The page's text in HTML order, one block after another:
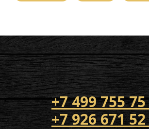
+7 499 755
+7 926 671